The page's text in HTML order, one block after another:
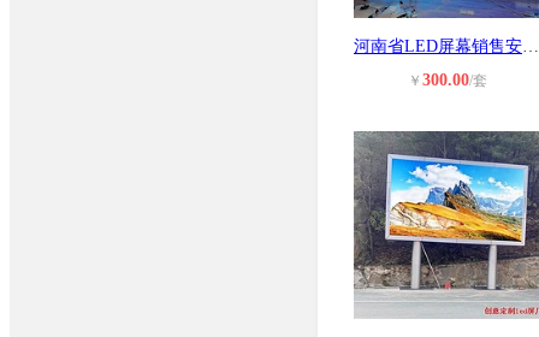
河南省LED屏幕销售安装公司
￥ 300.00/套